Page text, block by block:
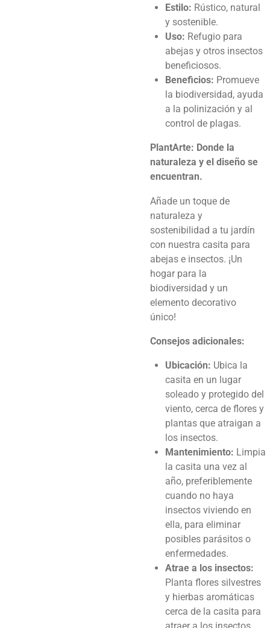
Estilo: Rústico, natural
y sostenible.
Uso: Refugio para
abejas y otros insectos
beneficiosos.
Beneficios: Promueve
la biodiversidad, ayuda
a la polinización y al
control de plagas.
PlantArte: Donde la
naturaleza y el diseño se
encuentran.
Añade un toque de
naturaleza y
sostenibilidad a tu jardín
con nuestra casita para
abejas e insectos. ¡Un
hogar para la
biodiversidad y un
elemento decorativo
único!
Consejos adicionales:
Ubicación: Ubica la
casita en un lugar
soleado y protegido del
viento, cerca de flores y
plantas que atraigan a
los insectos.
Mantenimiento: Limpia
la casita una vez al
año, preferiblemente
cuando no haya
insectos viviendo en
ella, para eliminar
posibles parásitos o
enfermedades.
Atrae a los insectos:
Planta flores silvestres
y hierbas aromáticas
cerca de la casita para